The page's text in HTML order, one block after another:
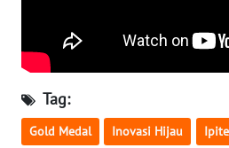
Tag:
Gold Medal Inovasi Hijau
WN
NUSANTARA
WN
JOGJA